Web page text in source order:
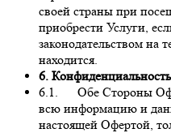
своей страны при
приобрести Услуги,
законодательством на
находится.
6.
6.1. Обе Стороны
всю информацию и
настоящей Офертой,